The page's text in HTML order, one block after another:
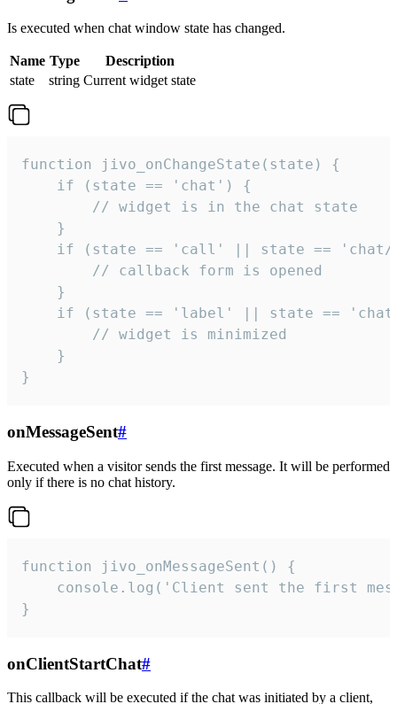
Is executed when chat window state has changed.
Name Type
Description
state
string Current widget state
function jivo_onChangeState(state) {
    if (state == 'chat') {
        // widget is in the chat state
    }
if (state == 'call' || state ==
        // callback form is opened
    }
if (state == 'label' || state ==
        // widget is minimized
    }
}
onMessageSent#
Executed when a visitor sends the first message. It will be performed
only if there is no chat history.
function jivo_onMessageSent() {
console.log('Client sent the first
}
onClientStartChat#
This callback will be executed if the chat was initiated by a client,